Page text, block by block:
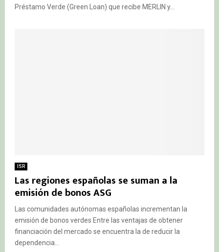
Préstamo Verde (Green Loan) que recibe MERLIN y...
ISR
Las regiones españolas se suman a la
emisión de bonos ASG
Las comunidades autónomas españolas incrementan la
emisión de bonos verdes Entre las ventajas de obtener
financiación del mercado se encuentra la de reducir la
dependencia...